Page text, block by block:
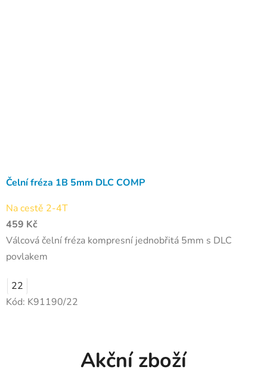
Čelní fréza 1B 5mm DLC COMP
Na cestě 2-4T
459 Kč
Válcová čelní fréza kompresní jednobřitá 5mm s DLC
povlakem
22
Kód: K91190/22
Akční zboží